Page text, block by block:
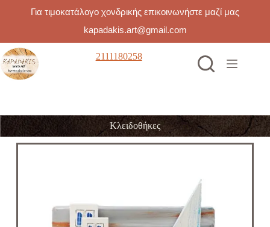
Για τιμοκατάλογο χονδρικής επικοινωνήστε μαζί μας
kapadakis.art@gmail.com
2111180258
Κλειδοθήκες